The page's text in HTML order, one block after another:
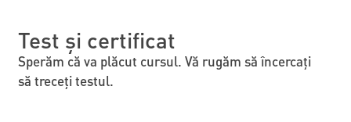
Test și certificat
Sperăm că va plăcut cursul. Vă rugăm să încercați
să treceți testul.